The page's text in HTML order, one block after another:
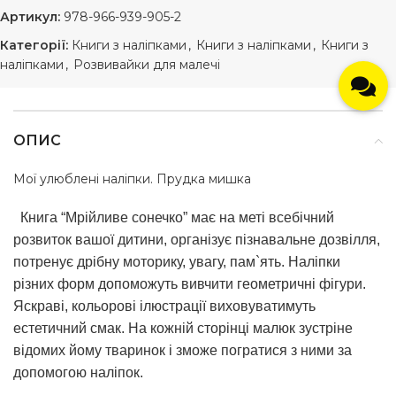
Артикул: 978-966-939-905-2
Категорії: Книги з наліпками , Книги з наліпками , Книги з
наліпками , Розвивайки для малечі
ОПИС
Мої улюблені наліпки. Прудка мишка
Книга “Мрійливе сонечко” має на меті всебічний
розвиток вашої дитини, організує пізнавальне дозвілля,
потренує дрібну моторику, увагу, пам`ять. Наліпки
різних форм допоможуть вивчити геометричні фігури.
Яскраві, кольорові ілюстрації виховуватимуть
естетичний смак. На кожній сторінці малюк зустріне
відомих йому тваринок і зможе погратися з ними за
допомогою наліпок.